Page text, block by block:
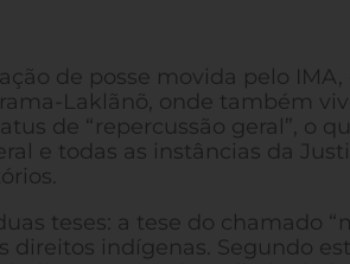
de posse movida pelo
Laklãnõ, onde também
de “repercussão geral”, o
e todas as instâncias da
teses: a tese do chamado
direitos indígenas. Segundo